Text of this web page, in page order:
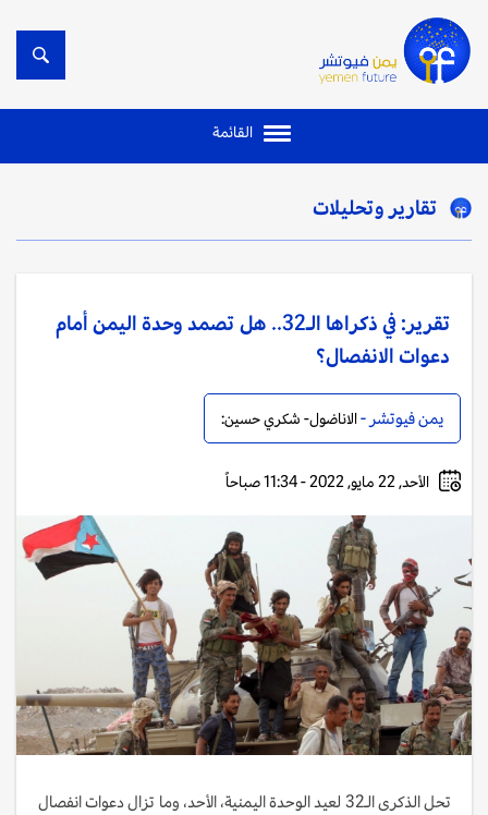
القائمة
تقارير وتحليلات
تقرير: في ذكراها الـ32.. هل تصمد وحدة اليمن أمام
دعوات الانفصال؟
يمن فيوتشر -الاناضول- شكري حسين:
الأحد, 22 مايو, 2022 - 11:34 صباحاً
تحل الذكرى الـ32 لعيد الوحدة اليمنية، الأحد، وما تزال دعوات انفصال